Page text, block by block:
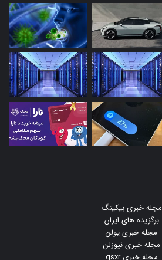
مجله خبری بیکینگ
برگزیده های ایران
مجله خبری یولن
مجله خبری نیوزلن
مجله خبری gsxr